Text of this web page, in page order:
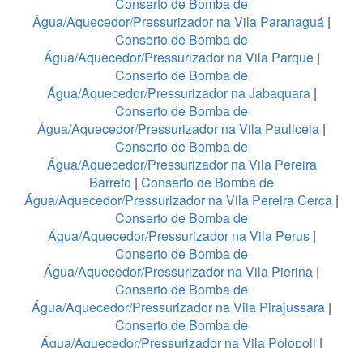
Conserto de Bomba de
Água/Aquecedor/Pressurizador na Vila Paranaguá |
Conserto de Bomba de
Água/Aquecedor/Pressurizador na Vila Parque|
Conserto de Bomba de
Água/Aquecedor/Pressurizador na Jabaquara|
Conserto de Bomba de
Água/Aquecedor/Pressurizador na Vila Pauliceia |
Conserto de Bomba de
Água/Aquecedor/Pressurizador na Vila Pereira
Barreto | Conserto de Bomba de
Água/Aquecedor/Pressurizador na Vila Pereira Cerca |
Conserto de Bomba de
Água/Aquecedor/Pressurizador na Vila Perus|
Conserto de Bomba de
Água/Aquecedor/Pressurizador na Vila Pierina |
Conserto de Bomba de
Água/Aquecedor/Pressurizador na Vila Pirajussara |
Conserto de Bomba de
Água/Aquecedor/Pressurizador na Vila Polopoli |